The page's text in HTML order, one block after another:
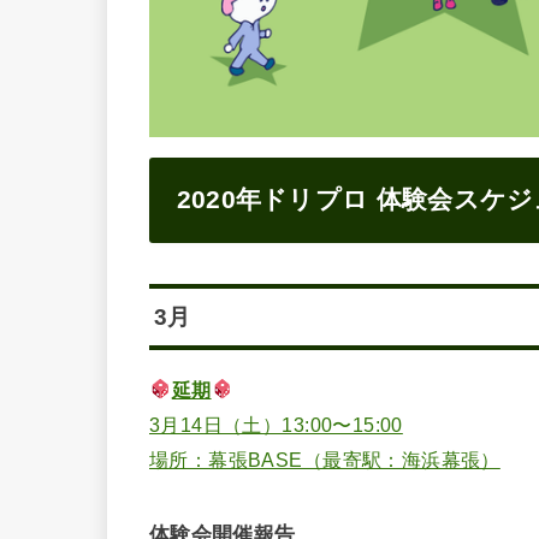
2020年ドリプロ 体験会スケ
3月
延期
3月14日（土）13:00〜15:00
場所：幕張BASE（最寄駅：海浜幕張）